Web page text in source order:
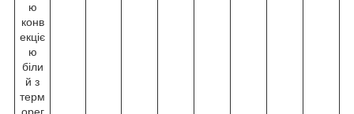
ю
конв
екціє
ю
біли
й з
терм